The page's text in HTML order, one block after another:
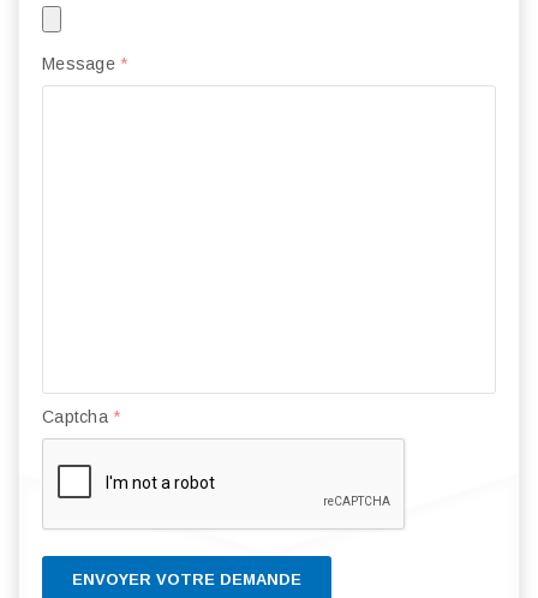
Message *
Captcha *
ENVOYER VOTRE DEMANDE